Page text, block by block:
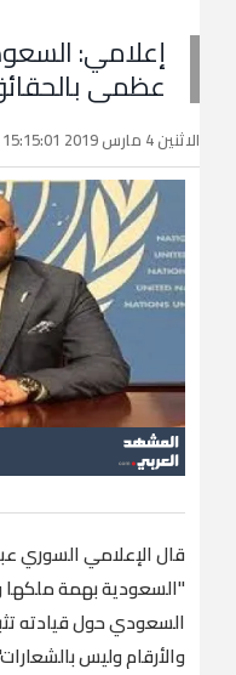
إعلامي:
عظمى
الاثنين 4 مارس 2019 15:15:01
قال الإعلامي السوري
"السعودية بهمة
السعودي حول قيادته
والأرقام وليس